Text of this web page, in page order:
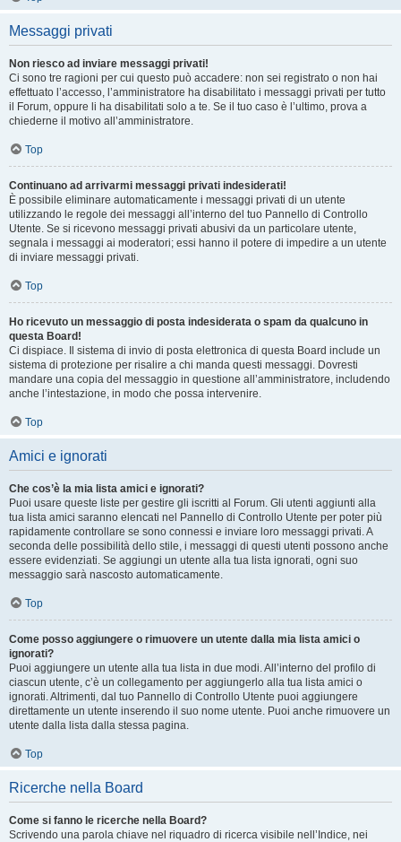
Messaggi privati
Non riesco ad inviare messaggi privati!
Ci sono tre ragioni per cui questo può accadere: non sei registrato o non hai
effettuato l’accesso, l’amministratore ha disabilitato i messaggi privati per tutto
il Forum, oppure li ha disabilitati solo a te. Se il tuo caso è l’ultimo, prova a
chiederne il motivo all’amministratore.
Top
Continuano ad arrivarmi messaggi privati indesiderati!
È possibile eliminare automaticamente i messaggi privati ​​di un utente
utilizzando le regole dei messaggi all’interno del tuo Pannello di Controllo
Utente. Se si ricevono messaggi privati ​​abusivi da un particolare utente,
segnala i messaggi ai moderatori; essi hanno il potere di impedire a un utente
di inviare messaggi privati​​.
Top
Ho ricevuto un messaggio di posta indesiderata o spam da qualcuno in
questa Board!
Ci dispiace. Il sistema di invio di posta elettronica di questa Board include un
sistema di protezione per risalire a chi manda questi messaggi. Dovresti
mandare una copia del messaggio in questione all’amministratore, includendo
anche l’intestazione, in modo che possa intervenire.
Top
Amici e ignorati
Che cos’è la mia lista amici e ignorati?
Puoi usare queste liste per gestire gli iscritti al Forum. Gli utenti aggiunti alla
tua lista amici saranno elencati nel Pannello di Controllo Utente per poter più
rapidamente controllare se sono connessi e inviare loro messaggi privati. A
seconda delle possibilità dello stile, i messaggi di questi utenti possono anche
essere evidenziati. Se aggiungi un utente alla tua lista ignorati, ogni suo
messaggio sarà nascosto automaticamente.
Top
Come posso aggiungere o rimuovere un utente dalla mia lista amici o
ignorati?
Puoi aggiungere un utente alla tua lista in due modi. All’interno del profilo di
ciascun utente, c’è un collegamento per aggiungerlo alla tua lista amici o
ignorati. Altrimenti, dal tuo Pannello di Controllo Utente puoi aggiungere
direttamente un utente inserendo il suo nome utente. Puoi anche rimuovere un
utente dalla lista dalla stessa pagina.
Top
Ricerche nella Board
Come si fanno le ricerche nella Board?
Scrivendo una parola chiave nel riquadro di ricerca visibile nell’Indice, nei